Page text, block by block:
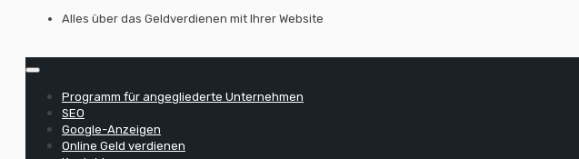
Zum
Alles über das Geldverdienen mit Ihrer Website
Programm für angegliederte Unternehmen
SEO
Google-Anzeigen
Online Geld verdienen